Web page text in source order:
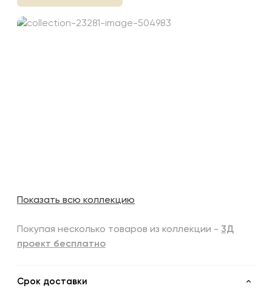
Показать всю коллекцию
Покупая несколько товаров из коллекции - 3Д
проект бесплатно
Срок доставки